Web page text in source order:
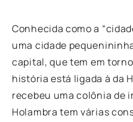
Conhecida como a
uma cidade
capital, que tem em
história está ligada à da
recebeu uma colônia de
Holambra tem várias